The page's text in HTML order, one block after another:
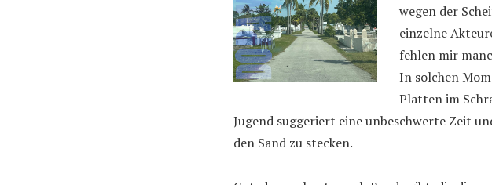
wegen der
einzelne
fehlen mir
In solchen
Platten im
Jugend suggeriert eine unbeschwerte Zeit
den Sand zu stecken.